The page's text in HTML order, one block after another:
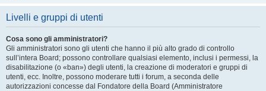
Livelli e gruppi di utenti
Cosa sono gli amministratori?
Gli amministratori sono gli utenti che hanno il più alto grado di controllo
sull’intera Board; possono controllare qualsiasi elemento, inclusi i permessi, la
disabilitazione (o «ban») degli utenti, la creazione di moderatori e gruppi di
utenti, ecc. Inoltre, possono moderare tutti i forum, a seconda delle
autorizzazioni concesse dal Fondatore della Board (Amministratore